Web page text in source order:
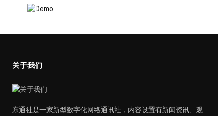
关于我们
东通社是一家新型数字化网络通讯社，内容设置有新闻资讯、观